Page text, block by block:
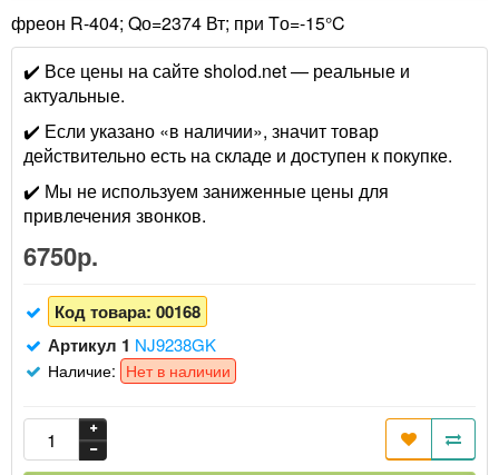
фреон R-404; Qо=2374 Вт; при Tо=-15°C
✔️ Все цены на сайте sholod.net — реальные и
актуальные.
✔️ Если указано «в наличии», значит товар
действительно есть на складе и доступен к покупке.
✔️ Мы не используем заниженные цены для
привлечения звонков.
6750р.
Код товара: 00168
Артикул 1 NJ9238GK
Наличие: Нет в наличии